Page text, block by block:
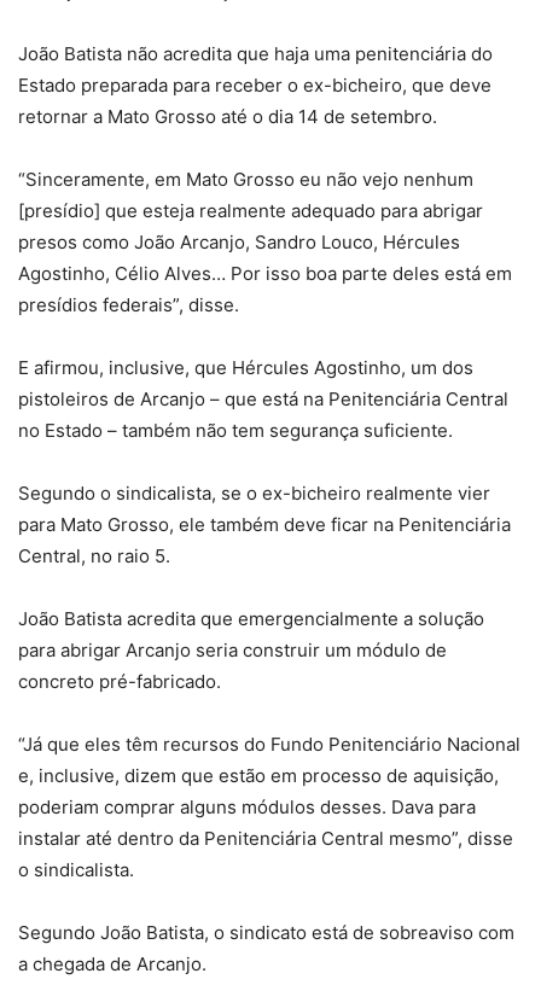
João Batista não acredita que haja uma penitenciária do
Estado preparada para receber o ex-bicheiro, que deve
retornar a Mato Grosso até o dia 14 de setembro.
“Sinceramente, em Mato Grosso eu não vejo nenhum
[presídio] que esteja realmente adequado para abrigar
presos como João Arcanjo, Sandro Louco, Hércules
Agostinho, Célio Alves… Por isso boa parte deles está em
presídios federais”, disse.
E afirmou, inclusive, que Hércules Agostinho, um dos
pistoleiros de Arcanjo – que está na Penitenciária Central
no Estado – também não tem segurança suficiente.
Segundo o sindicalista, se o ex-bicheiro realmente vier
para Mato Grosso, ele também deve ficar na Penitenciária
Central, no raio 5.
João Batista acredita que emergencialmente a solução
para abrigar Arcanjo seria construir um módulo de
concreto pré-fabricado.
“Já que eles têm recursos do Fundo Penitenciário Nacional
e, inclusive, dizem que estão em processo de aquisição,
poderiam comprar alguns módulos desses. Dava para
instalar até dentro da Penitenciária Central mesmo”, disse
o sindicalista.
Segundo João Batista, o sindicato está de sobreaviso com
a chegada de Arcanjo.